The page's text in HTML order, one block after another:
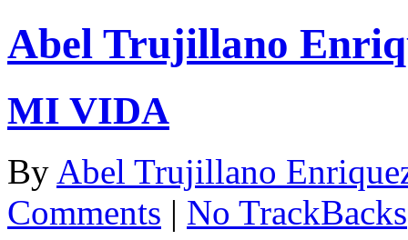
Abel Trujillano
MI VIDA
By Abel Trujillano
Comments | No TrackBacks